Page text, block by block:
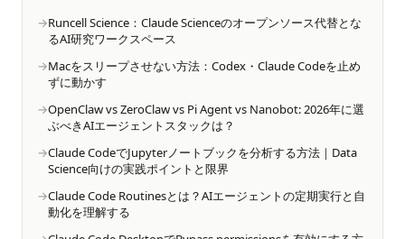
Runcell Science：Claude Scienceのオープンソース代替とな
るAI研究ワークスペース
Macをスリープさせない方法：Codex・Claude Codeを止め
ずに動かす
OpenClaw vs ZeroClaw vs Pi Agent vs Nanobot: 2026年に選
ぶべきAIエージェントスタックは？
Claude CodeでJupyterノートブックを分析する方法｜Data
Science向けの実践ポイントと限界
Claude Code Routinesとは？AIエージェントの定期実行と自
動化を理解する